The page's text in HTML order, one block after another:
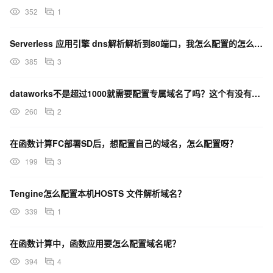
352 1
Serverless 应用引擎 dns解析解析到80端口，我怎么配置的怎么把域名跟端口对上？
385 3
dataworks不是超过1000就需要配置专属域名了吗？这个有没有什么流程文档，怎么配置？
260 2
在函数计算FC部署SD后，想配置自己的域名，怎么配置呀？
199 3
Tengine怎么配置本机HOSTS 文件解析域名？
339 1
在函数计算中，函数应用要怎么配置域名呢？
394 4